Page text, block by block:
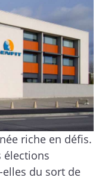
riche en défis.
élections
du sort de